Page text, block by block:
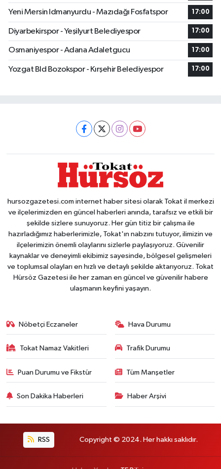
Yeni Mersin Idmanyurdu - Mazıdağı Fosfatspor 17:00
Diyarbekirspor - Yeşilyurt Belediyespor 17:00
Osmaniyespor - Adana Adaletgucu 17:00
Yozgat Bld Bozokspor - Kırşehir Belediyespor 17:00
hursozgazetesi.com internet haber sitesi olarak Tokat il merkezi
ve ilçelerimizden en güncel haberleri anında, tarafsız ve etkili bir
şekilde sizlere sunuyoruz. Her gün titiz bir çalışma ile
hazırladığımız haberlerimizle, Tokat'ın nabzını tutuyor, ilimizin ve
ilçelerimizin önemli olaylarını sizlerle paylaşıyoruz. Güvenilir
kaynaklar ve deneyimli ekibimiz sayesinde, bölgesel gelişmeleri
ve toplumsal olayları en hızlı ve detaylı şekilde aktarıyoruz. Tokat
Hürsöz Gazetesi ile her zaman en güncel ve güvenilir habere
ulaşmanın keyfini yaşayın.
Nöbetçi Eczaneler Hava Durumu
Tokat Namaz Vakitleri Trafik Durumu
Puan Durumu ve Fikstür Tüm Manşetler
Son Dakika Haberleri Haber Arşivi
RSS Copyright © 2024. Her hakkı saklıdır.